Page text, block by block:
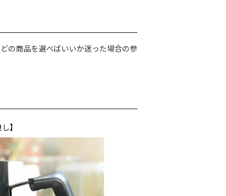
の商品を選べばいいか迷った場合の参
】